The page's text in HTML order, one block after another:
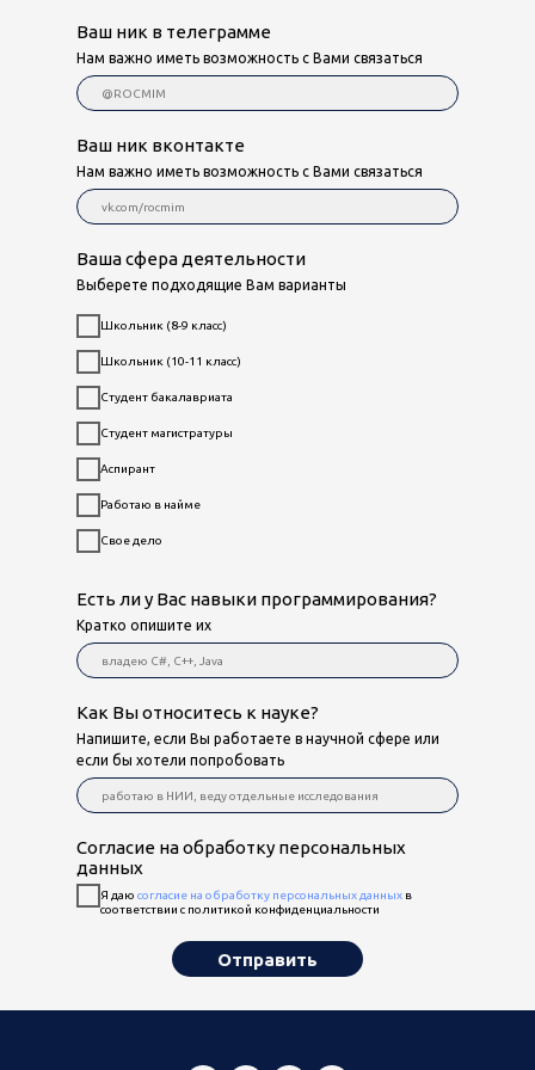
Ваш ник в телеграмме
Нам важно иметь возможность с Вами связаться
Ваш ник вконтакте
Нам важно иметь возможность с Вами связаться
Ваша сфера деятельности
Выберете подходящие Вам варианты
Школьник (8-9 класс)
Школьник (10-11 класс)
Студент бакалавриата
Студент магистратуры
Аспирант
Работаю в найме
Свое дело
Есть ли у Вас навыки программирования?
Кратко опишите их
Как Вы относитесь к науке?
Напишите, если Вы работаете в научной сфере или
если бы хотели попробовать
Согласие на обработку персональных
данных
Я даю согласие на обработку персональных данных в
соответствии с политикой конфиденциальности
Отправить